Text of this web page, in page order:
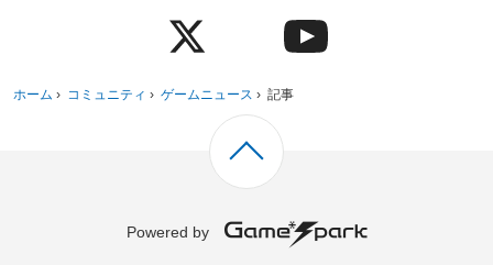
ホーム › コミュニティ › ゲームニュース › 記事
Powered by